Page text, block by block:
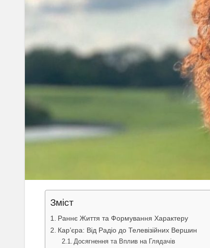
Зміст
Раннє Життя та Формування Характеру
Кар’єра: Від Радіо до Телевізійних Вершин
Досягнення та Вплив на Глядачів